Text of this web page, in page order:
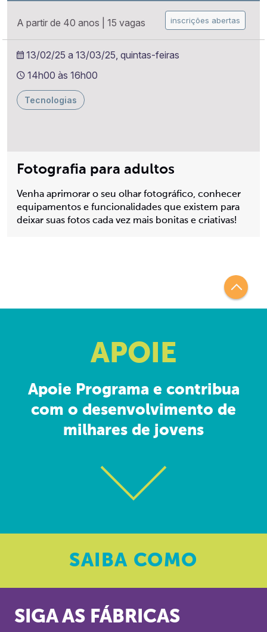
Fotografia para adultos
Venha aprimorar o seu olhar fotográfico, conhecer
equipamentos e funcionalidades que existem para
deixar suas fotos cada vez mais bonitas e criativas!
A partir de 40 anos 15 vagas inscrições abertas
13/02/25 a 13/03/25, quintas-feiras
14h00 às 16h00
Tecnologias
APOIE
Apoie Programa e contribua
com o desenvolvimento de
milhares de jovens
SAIBA COMO
SIGA AS FÁBRICAS